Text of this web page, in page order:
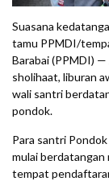
Suasana
tamu PPMDI/
Barabai (PPMDI) —
sholihaat, liburan
wali santri
pondok.
Para santri
mulai berdatangan
tempat